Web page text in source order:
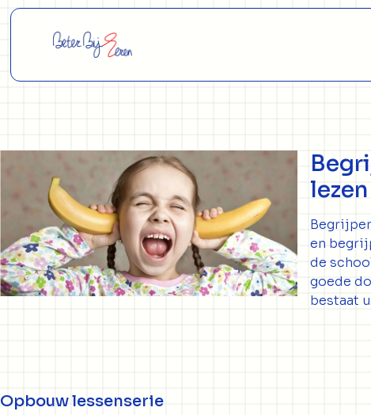
lezen
en
de
goede
bestaat
Opbouw lessenserie